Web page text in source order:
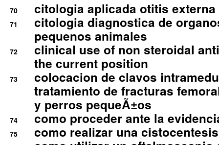
70 citologia aplicada otitis externa
71
citologia diagnostica de
pequenos animales
72
clinical use of non steroidal
the current position
73
colocacion de clavos
tratamiento de fracturas
y perros pequeÃ±os
74 como proceder ante la
75 como realizar una